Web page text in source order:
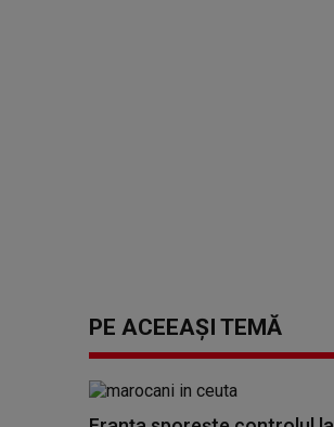
PE ACEEAȘI TEMĂ